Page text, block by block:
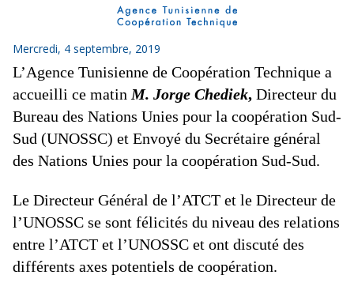
Mercredi, 4 septembre, 2019
L’Agence Tunisienne de Coopération Technique a
accueilli ce matin M. Jorge Chediek, Directeur du
Bureau des Nations Unies pour la coopération Sud-
Sud (UNOSSC) et Envoyé du Secrétaire général
des Nations Unies pour la coopération Sud-Sud.
Le Directeur Général de l’ATCT et le Directeur de
l’UNOSSC se sont félicités du niveau des relations
entre l’ATCT et l’UNOSSC et ont discuté des
différents axes potentiels de coopération.